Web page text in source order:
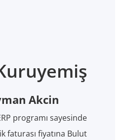
Akcin
programı sayesinde
faturası fiyatına Bulut